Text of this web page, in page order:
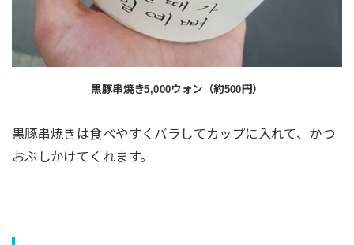
黒豚串焼き5,000ウォン（約500円）
黒豚串焼きは食べやすくバラしてカップに入れて、かつ
おぶしかけてくれます。